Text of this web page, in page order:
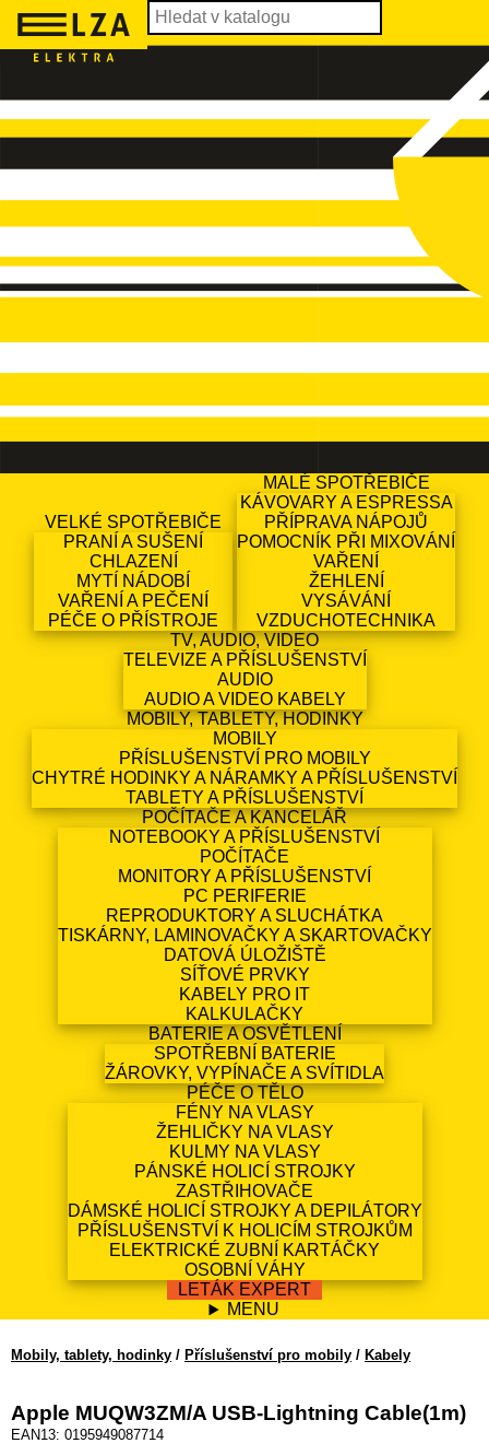
VELKÉ SPOTŘEBIČE
PRANÍ A SUŠENÍ
CHLAZENÍ
MYTÍ NÁDOBÍ
VAŘENÍ A PEČENÍ
PÉČE O PŘÍSTROJE
MALÉ SPOTŘEBIČE
KÁVOVARY A ESPRESSA
PŘÍPRAVA NÁPOJŮ
POMOCNÍK PŘI MIXOVÁNÍ
VAŘENÍ
ŽEHLENÍ
VYSÁVÁNÍ
VZDUCHOTECHNIKA
TV, AUDIO, VIDEO
TELEVIZE A PŘÍSLUŠENSTVÍ
AUDIO
AUDIO A VIDEO KABELY
MOBILY, TABLETY, HODINKY
MOBILY
PŘÍSLUŠENSTVÍ PRO MOBILY
CHYTRÉ HODINKY A NÁRAMKY A PŘÍSLUŠENSTVÍ
TABLETY A PŘÍSLUŠENSTVÍ
POČÍTAČE A KANCELÁŘ
NOTEBOOKY A PŘÍSLUŠENSTVÍ
POČÍTAČE
MONITORY A PŘÍSLUŠENSTVÍ
PC PERIFERIE
REPRODUKTORY A SLUCHÁTKA
TISKÁRNY, LAMINOVAČKY A SKARTOVAČKY
DATOVÁ ÚLOŽIŠTĚ
SÍŤOVÉ PRVKY
KABELY PRO IT
KALKULAČKY
BATERIE A OSVĚTLENÍ
SPOTŘEBNÍ BATERIE
ŽÁROVKY, VYPÍNAČE A SVÍTIDLA
PÉČE O TĚLO
FÉNY NA VLASY
ŽEHLIČKY NA VLASY
KULMY NA VLASY
PÁNSKÉ HOLICÍ STROJKY
ZASTŘIHOVAČE
DÁMSKÉ HOLICÍ STROJKY A DEPILÁTORY
PŘÍSLUŠENSTVÍ K HOLICÍM STROJKŮM
ELEKTRICKÉ ZUBNÍ KARTÁČKY
OSOBNÍ VÁHY
LETÁK EXPERT
MENU
Mobily, tablety, hodinky / Příslušenství pro mobily / Kabely
Apple MUQW3ZM/A USB-Lightning Cable(1m)
EAN13: 0195949087714